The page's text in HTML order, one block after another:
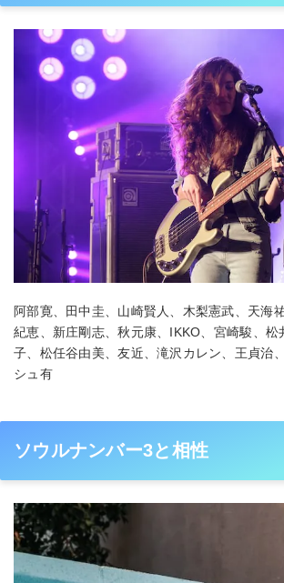
阿部寛、田中圭、山崎賢人、木梨憲武、天海
紀恵、新庄剛志、秋元康、IKKO、宮崎駿、松
子、松任谷由美、友近、滝沢カレン、王貞治
シュ有
ソウルナンバー3と相性